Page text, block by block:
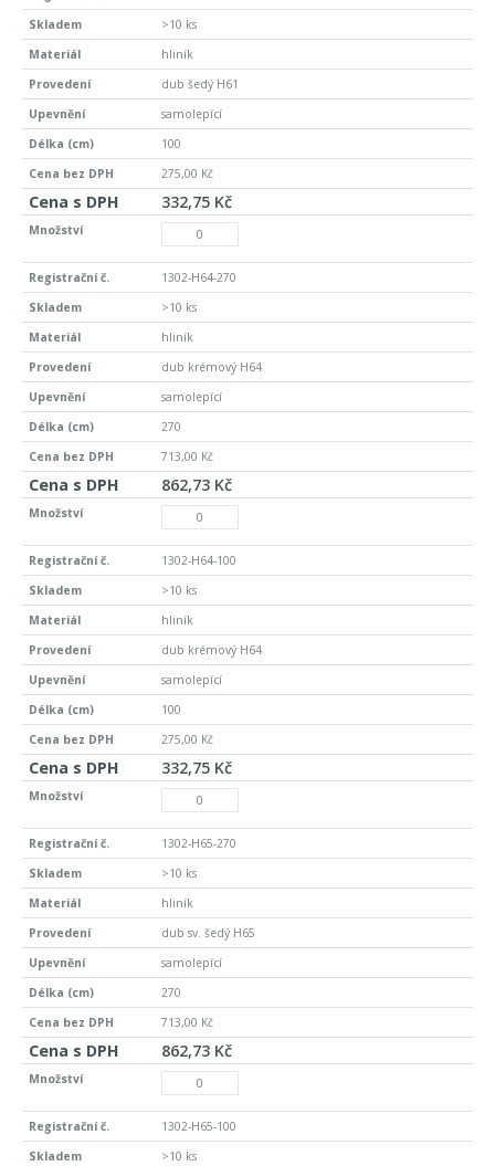
>10 ks
hliník
dub šedý H61
samolepící
100
275,00 Kč
332,75 Kč
1302-H64-270
>10 ks
hliník
dub krémový H64
samolepící
270
713,00 Kč
862,73 Kč
1302-H64-100
>10 ks
hliník
dub krémový H64
samolepící
100
275,00 Kč
332,75 Kč
1302-H65-270
>10 ks
hliník
dub sv. šedý H65
samolepící
270
713,00 Kč
862,73 Kč
1302-H65-100
>10 ks